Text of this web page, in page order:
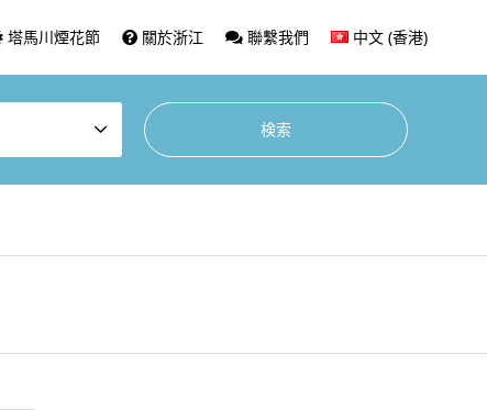
塔馬川煙花節 關於浙江 聯繫我們 中文 (香港)